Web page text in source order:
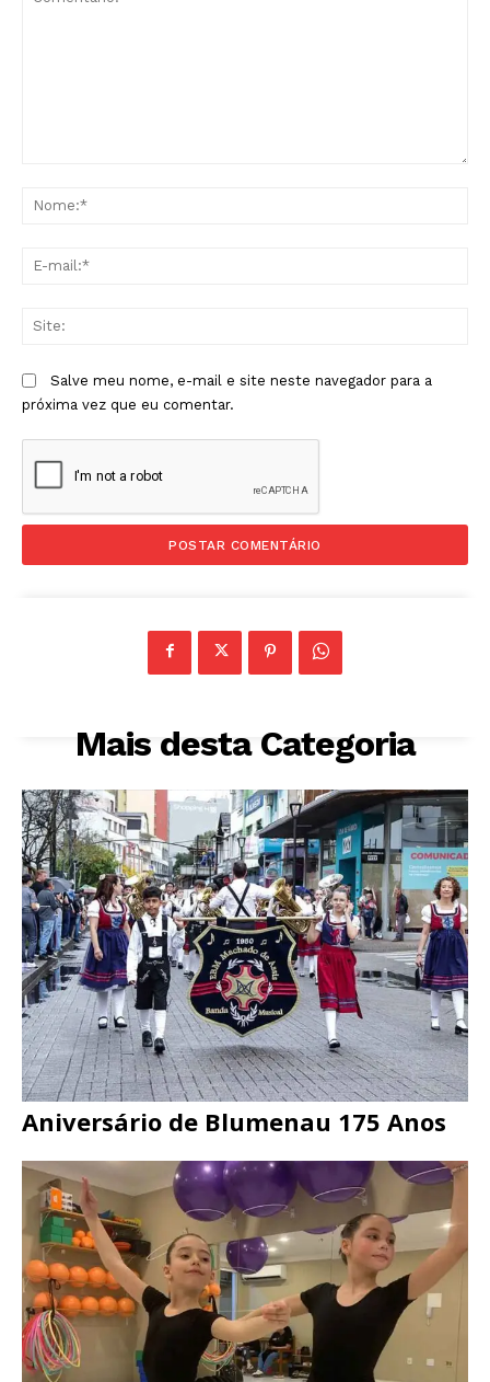
Salve meu nome, e-mail e site neste navegador para a
próxima vez que eu comentar.
Mais desta Categoria
Aniversário de Blumenau 175 Anos